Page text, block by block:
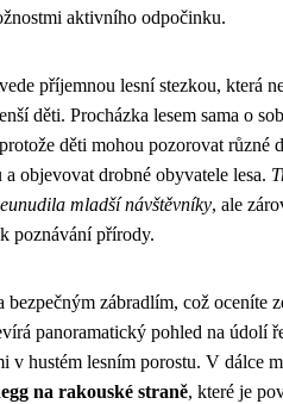
aktivního odpočinku.
příjemnou lesní stezkou, která
děti. Procházka lesem sama o
děti mohou pozorovat různé
objevovat drobné obyvatele lesa.
mladší návštěvníky, ale
poznávání přírody.
zábradlím, což oceníte
panoramatický pohled na údolí
v hustém lesním porostu. V dálce
na rakouské straně, které je